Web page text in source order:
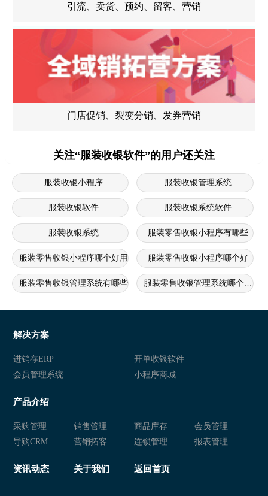
引流、卖货、预约、留客、营销
门店促销、裂变分销、发券营销
关注“服装收银软件”的用户还关注
服装收银小程序 服装收银管理系统
服装收银软件 服装收银系统软件
服装收银系统 服装零售收银小程序有哪些
服装零售收银小程序哪个好用 服装零售收银小程序哪个好
服装零售收银管理系统有哪些 服装零售收银管理系统哪个好用
服装零售收银软件哪个好用
服装零售收银系统软件有哪些 服装零售收银系统软件哪个好用
服装零售收银系统哪个好用
解决方案
进销存ERP
开单收银软件
会员管理系统
小程序商城
产品介绍
采购管理 销售管理 商品库存
会员管理
导购CRM
营销拓客 连锁管理 报表管理
资讯动态 关于我们 返回首页